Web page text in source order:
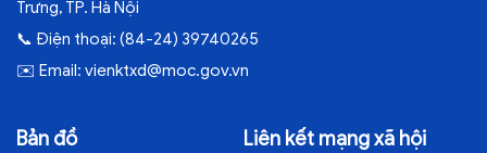
Trưng, TP. Hà Nội
📞 Điện thoại: (84-24) 39740265
✉️ Email: vienktxd@moc.gov.vn
Bản đồ Liên kết mạng xã hội